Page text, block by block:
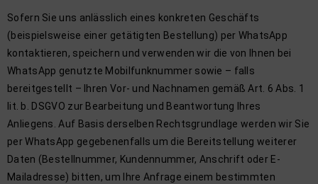
Sofern Sie uns anlässlich eines konkreten Geschäfts
(beispielsweise einer getätigten Bestellung) per WhatsApp
kontaktieren, speichern und verwenden wir die von Ihnen bei
WhatsApp genutzte Mobilfunknummer sowie – falls
bereitgestellt – Ihren Vor- und Nachnamen gemäß Art. 6 Abs. 1
lit. b. DSGVO zur Bearbeitung und Beantwortung Ihres
Anliegens. Auf Basis derselben Rechtsgrundlage werden wir Sie
per WhatsApp gegebenenfalls um die Bereitstellung weiterer
Daten (Bestellnummer, Kundennummer, Anschrift oder E-
Mailadresse) bitten, um Ihre Anfrage einem bestimmten